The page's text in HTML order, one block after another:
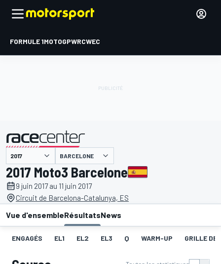
FORMULE 1MOTOGPWRCWEC
présenté par BARCELONE
2017 Moto3 Barcelone
9 juin 2017 au 11 juin 2017
Circuit de Barcelona-Catalunya, ES
Vue d'ensembleRésultatsNews
ENGAGÉS EL1 EL2 EL3 Q WARM-UP GRILLE DE